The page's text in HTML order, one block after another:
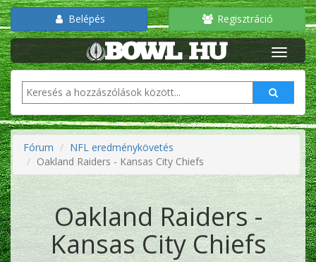
Belépés Regisztráció
Fórum
NFL eredménykövetés
Oakland Raiders - Kansas City Chiefs
Oakland Raiders -
Kansas City Chiefs